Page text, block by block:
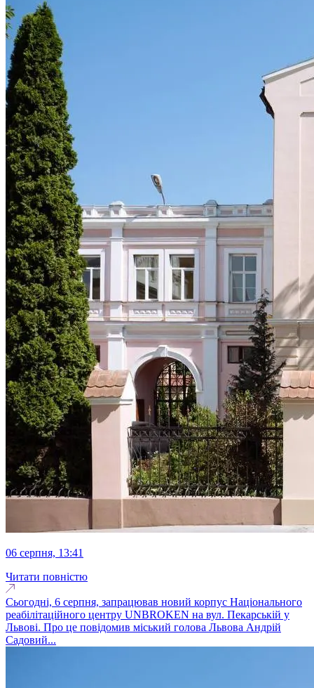
06 серпня, 13:41
Читати повністю
Сьогодні, 6 серпня, запрацював новий корпус Національного
реабілітаційного центру UNBROKEN на вул. Пекарській у
Львові. Про це повідомив міський голова Львова Андрій
Садовий...